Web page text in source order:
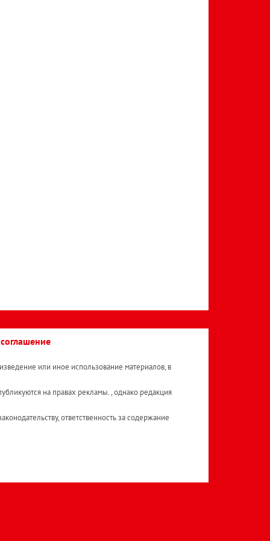
или иное использование материалов, в
на правах рекламы. , однако редакция
ответственность за содержание